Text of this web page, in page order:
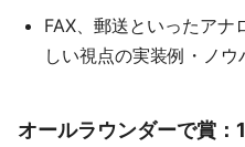
FAX、郵送といったア
しい視点の実装例・ノ
オールラウンダーで賞：